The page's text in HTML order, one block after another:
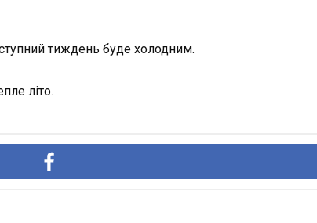
тиждень буде холодним.
літо.